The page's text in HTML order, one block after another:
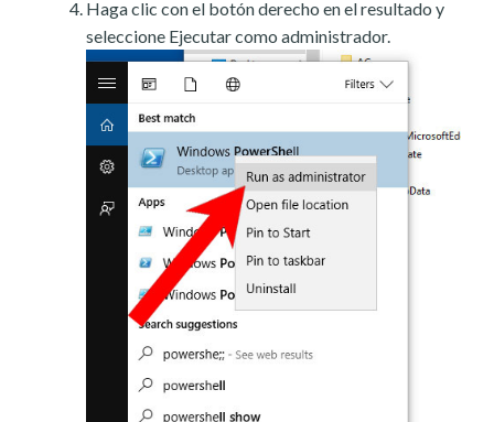
Haga clic con el botón derecho en el resultado y
seleccione Ejecutar como administrador.